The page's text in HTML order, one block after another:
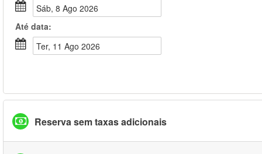
Sáb, 8 Ago 2026
Até data:
Ter, 11 Ago 2026
Reserva sem taxas adicionais